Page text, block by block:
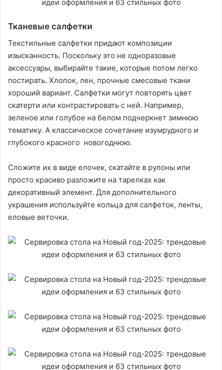
Тканевые салфетки
Текстильные салфетки придают композиции
изысканность. Поскольку это не одноразовые
аксессуары, выбирайте такие, которые потом легко
постирать. Хлопок, лен, прочные смесовые ткани
хороший вариант. Салфетки могут повторять цвет
скатерти или контрастировать с ней. Например,
зеленое или голубое на белом подчеркнет зимнюю
тематику. А классическое сочетание изумрудного и
глубокого красного новогоднюю.
Сложите их в виде елочек, скатайте в рулоны или
просто красиво разложите на тарелках как
декоративный элемент. Для дополнительного
украшения используйте кольца для салфеток, ленты,
еловые веточки.